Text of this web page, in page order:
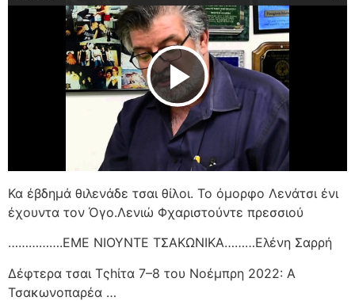
Play Video
Κα έβδημά θιλενάδε τσαι θίλοι. Το όμορφο Λενάτσι ένι
έχουντα τον Όγο.Λενιώ Φχαριστούντε πρεσσιού
…………….ΕΜΕ ΝΙΟΥΝΤΕ ΤΣΑΚΩΝΙΚΑ………Ελένη Σαρρή
Δέφτερα τσαι Τςhίτα 7–8 του Νοέμπρη 2022: Α
Τσακωνοπαρέα …